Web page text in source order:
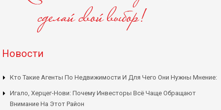
Новости
Кто Такие Агенты По Недвижимости И Для Чего Они Нужны Мнение:
Игало, Херцег-Нови: Почему Инвесторы Всё Чаще Обращают
Внимание На Этот Район